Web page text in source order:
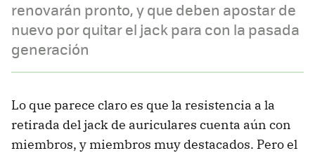
renovarán pronto, y que deben apostar de
nuevo por quitar el jack para con la pasada
generación
Lo que parece claro es que la resistencia a la
retirada del jack de auriculares cuenta aún con
miembros, y miembros muy destacados. Pero el